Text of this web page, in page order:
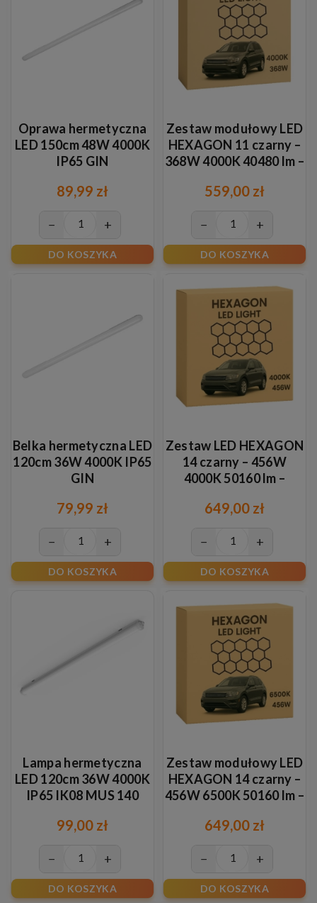
Oprawa hermetyczna
LED 150cm 48W 4000K
IP65 GIN
89,99 zł
− +
DO KOSZYKA
Zestaw modułowy LED
HEXAGON 11 czarny –
368W 4000K 40480 lm –
miodu
559,00 zł
− +
DO KOSZYKA
Belka hermetyczna LED
120cm 36W 4000K IP65
GIN
79,99 zł
− +
DO KOSZYKA
Zestaw LED HEXAGON
14 czarny – 456W
4000K 50160 lm –
miodu
649,00 zł
− +
DO KOSZYKA
Lampa hermetyczna
LED 120cm 36W 4000K
IP65 IK08 MUS 140
99,00 zł
− +
DO KOSZYKA
Zestaw modułowy LED
HEXAGON 14 czarny –
456W 6500K 50160 lm –
miodu
649,00 zł
− +
DO KOSZYKA